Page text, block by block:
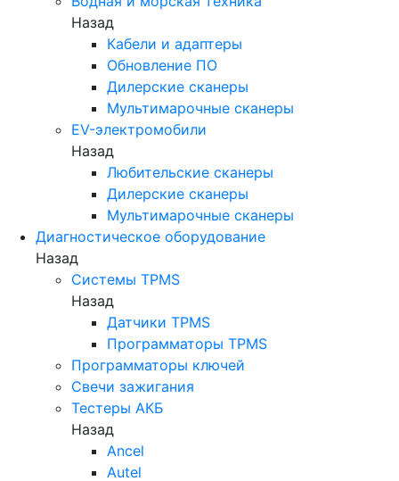
Назад
Кабели и адаптеры
Обновление ПО
Дилерские сканеры
Мультимарочные сканеры
EV-электромобили
Назад
Любительские сканеры
Дилерские сканеры
Мультимарочные сканеры
Диагностическое оборудование
Назад
Системы TPMS
Назад
Датчики TPMS
Программаторы TPMS
Программаторы ключей
Свечи зажигания
Тестеры АКБ
Назад
Ancel
Autel